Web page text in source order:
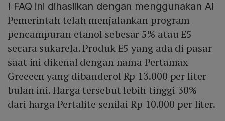
! FAQ ini dihasilkan dengan menggunakan AI
Pemerintah telah menjalankan program
pencampuran etanol sebesar 5% atau E5
secara sukarela. Produk E5 yang ada di pasar
saat ini dikenal dengan nama Pertamax
Greeeen yang dibanderol Rp 13.000 per liter
bulan ini. Harga tersebut lebih tinggi 30%
dari harga Pertalite senilai Rp 10.000 per liter.